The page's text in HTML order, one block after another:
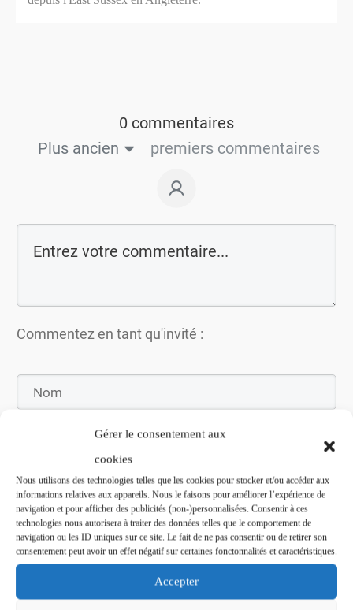
Gérer le consentement aux
cookies
Nous utilisons des technologies telles que les cookies pour stocker et/ou accéder aux
informations relatives aux appareils. Nous le faisons pour améliorer l’expérience de
navigation et pour afficher des publicités (non-)personnalisées. Consentir à ces
technologies nous autorisera à traiter des données telles que le comportement de
navigation ou les ID uniques sur ce site. Le fait de ne pas consentir ou de retirer son
consentement peut avoir un effet négatif sur certaines fonctonnalités et caractéristiques.
Accepter
0 commentaires
Plus ancien
premiers commentaires
Commentez en tant qu'invité :
Soumettez le commentaire